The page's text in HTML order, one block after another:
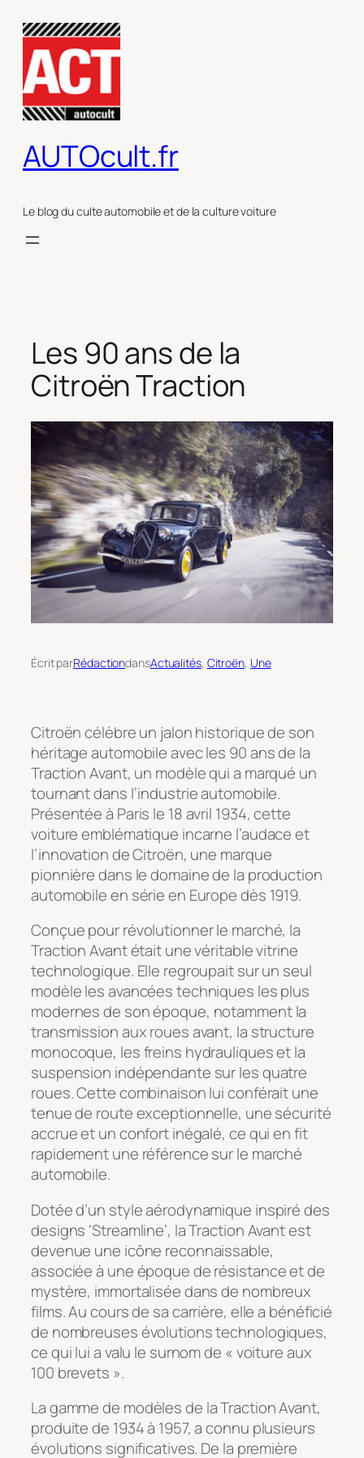
contenu
AUTOcult.fr
Le blog du culte automobile et de la culture voiture
Les 90 ans de la
Citroën Traction
Écrit parRédactiondansActualités, Citroën, Une
Citroën célèbre un jalon historique de son
héritage automobile avec les 90 ans de la
Traction Avant, un modèle qui a marqué un
tournant dans l’industrie automobile.
Présentée à Paris le 18 avril 1934, cette
voiture emblématique incarne l’audace et
l’innovation de Citroën, une marque
pionnière dans le domaine de la production
automobile en série en Europe dès 1919.
Conçue pour révolutionner le marché, la
Traction Avant était une véritable vitrine
technologique. Elle regroupait sur un seul
modèle les avancées techniques les plus
modernes de son époque, notamment la
transmission aux roues avant, la structure
monocoque, les freins hydrauliques et la
suspension indépendante sur les quatre
roues. Cette combinaison lui conférait une
tenue de route exceptionnelle, une sécurité
accrue et un confort inégalé, ce qui en fit
rapidement une référence sur le marché
automobile.
Dotée d’un style aérodynamique inspiré des
designs ‘Streamline’, la Traction Avant est
devenue une icône reconnaissable,
associée à une époque de résistance et de
mystère, immortalisée dans de nombreux
films. Au cours de sa carrière, elle a bénéficié
de nombreuses évolutions technologiques,
ce qui lui a valu le surnom de « voiture aux
100 brevets ».
La gamme de modèles de la Traction Avant,
produite de 1934 à 1957, a connu plusieurs
évolutions significatives. De la première